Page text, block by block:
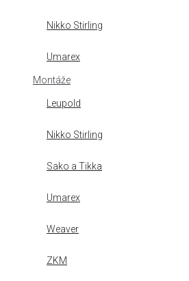
Nikko Stirling
Umarex
Montáže
Leupold
Nikko Stirling
Sako a Tikka
Umarex
Weaver
ZKM